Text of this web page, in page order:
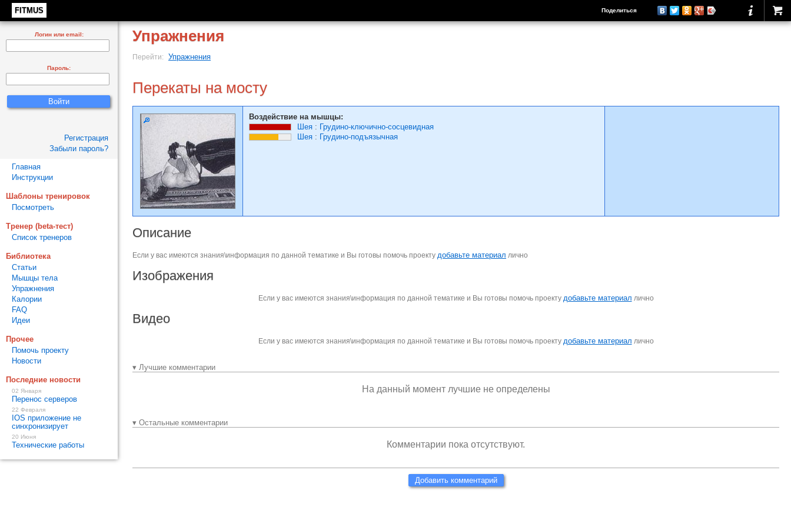
FITMUS Поделиться
Упражнения
Перейти: Упражнения
Перекаты на мосту
Воздействие на мышцы:
Шея : Грудино-ключично-сосцевидная
Шея : Грудино-подъязычная
Описание
Если у вас имеются знания\информация по данной тематике и Вы готовы помочь проекту добавьте материал лично
Изображения
Если у вас имеются знания\информация по данной тематике и Вы готовы помочь проекту добавьте материал лично
Видео
Если у вас имеются знания\информация по данной тематике и Вы готовы помочь проекту добавьте материал лично
▾ Лучшие комментарии
На данный момент лучшие не определены
▾ Остальные комментарии
Комментарии пока отсутствуют.
Добавить комментарий
Логин или email:
Пароль:
Регистрация
Забыли пароль?
Главная
Инструкции
Шаблоны тренировок
Посмотреть
Тренер (beta-тест)
Список тренеров
Библиотека
Статьи
Мышцы тела
Упражнения
Калории
FAQ
Идеи
Прочее
Помочь проекту
Новости
Последние новости
02 Января
Перенос серверов
22 Февраля
IOS приложение не
синхронизирует
20 Июня
Технические работы